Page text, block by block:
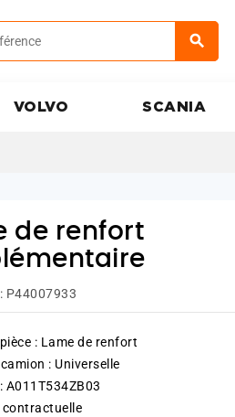
VOLVO SCANIA
de renfort
P44007933
: Lame de renfort
: Universelle
A011T534ZB03
contractuelle